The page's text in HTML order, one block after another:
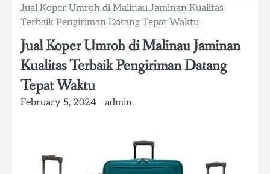
Jual Koper Umroh di Malinau Jaminan Kualitas
Terbaik Pengiriman Datang Tepat Waktu
Jual Koper Umroh di Malinau Jaminan
Kualitas Terbaik Pengiriman Datang
Tepat Waktu
February 5, 2024 admin